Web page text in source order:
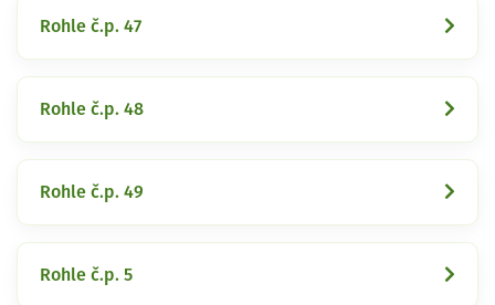
Rohle č.p. 47
Rohle č.p. 48
Rohle č.p. 49
Rohle č.p. 5